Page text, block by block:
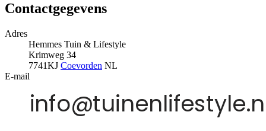
Contactgegevens
Adres
Hemmes Tuin & Lifestyle
Krimweg 34
7741KJ Coevorden NL
E-mail